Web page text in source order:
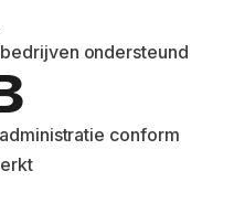
ondersteund
conform